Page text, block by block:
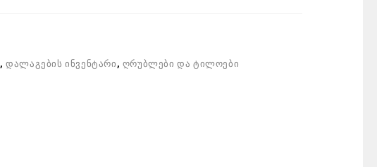
,დალაგების ინვენტარი , ღრუბლები და ტილოები